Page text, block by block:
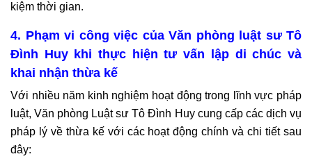
kiệm thời gian.
4. Phạm vi công việc của Văn phòng luật sư Tô
Đình Huy khi thực hiện tư vấn lập di chúc và
khai nhận thừa kế
Với nhiều năm kinh nghiệm hoạt động trong lĩnh vực pháp
luật, Văn phòng Luật sư Tô Đình Huy cung cấp các dịch vụ
pháp lý về thừa kế với các hoạt động chính và chi tiết sau
đây: